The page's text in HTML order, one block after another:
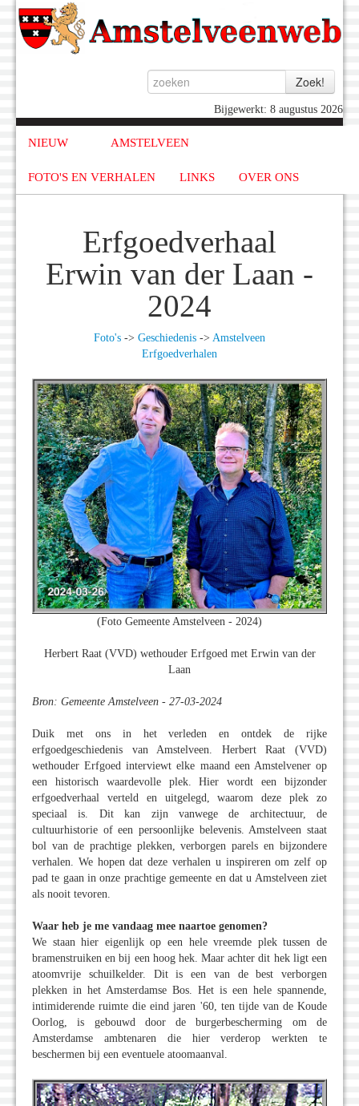
Bijgewerkt: 8 augustus 2026
NIEUW AMSTELVEEN
FOTO'S EN VERHALEN LINKS OVER ONS
Erfgoedverhaal
Erwin van der Laan -
2024
Foto's -> Geschiedenis -> Amstelveen
Erfgoedverhalen
(Foto Gemeente Amstelveen - 2024)
Herbert Raat (VVD) wethouder Erfgoed met Erwin van der
Laan
Bron: Gemeente Amstelveen - 27-03-2024
Duik met ons in het verleden en ontdek de rijke
erfgoedgeschiedenis van Amstelveen. Herbert Raat (VVD)
wethouder Erfgoed interviewt elke maand een Amstelvener op
een historisch waardevolle plek. Hier wordt een bijzonder
erfgoedverhaal verteld en uitgelegd, waarom deze plek zo
speciaal is. Dit kan zijn vanwege de architectuur, de
cultuurhistorie of een persoonlijke belevenis. Amstelveen staat
bol van de prachtige plekken, verborgen parels en bijzondere
verhalen. We hopen dat deze verhalen u inspireren om zelf op
pad te gaan in onze prachtige gemeente en dat u Amstelveen ziet
als nooit tevoren.
Waar heb je me vandaag mee naartoe genomen?
We staan hier eigenlijk op een hele vreemde plek tussen de
bramenstruiken en bij een hoog hek. Maar achter dit hek ligt een
atoomvrije schuilkelder. Dit is een van de best verborgen
plekken in het Amsterdamse Bos. Het is een hele spannende,
intimiderende ruimte die eind jaren '60, ten tijde van de Koude
Oorlog, is gebouwd door de burgerbescherming om de
Amsterdamse ambtenaren die hier verderop werkten te
beschermen bij een eventuele atoomaanval.